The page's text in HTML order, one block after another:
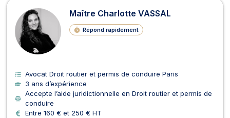
Maître Charlotte VASSAL
Répond rapidement
Avocat Droit routier et permis de conduire Paris
3 ans d’expérience
Accepte l’aide juridictionnelle en Droit routier et permis de
conduire
Entre 160 € et 250 € HT